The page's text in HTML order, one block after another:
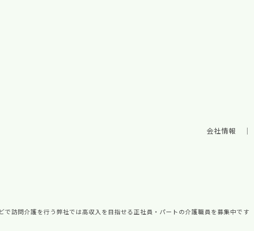
会社情報 ｜
で訪問介護を行う弊社では高収入を目指せる正社員・パートの介護職員を募集中です